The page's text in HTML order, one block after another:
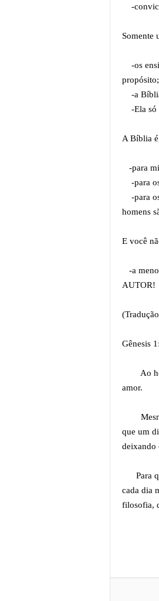
-
Somente
-os
propósito;
-a Bíblia
-Ela só
A Bíblia
-para
-para
-para
homens
E você
-a
AUTOR!
Gênesis
Ao
amor.
Mesmo
que um
deixando
Para
cada dia
filosofia,